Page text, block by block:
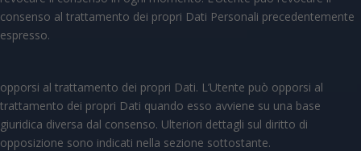
consenso al trattamento dei propri Dati Personali precedentemente
espresso.
opporsi al trattamento dei propri Dati. L’Utente può opporsi al
trattamento dei propri Dati quando esso avviene su una base
giuridica diversa dal consenso. Ulteriori dettagli sul diritto di
opposizione sono indicati nella sezione sottostante.